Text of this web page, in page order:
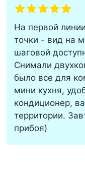
На первой
точки - вид на
шаговой
Снимали
было все для
мини кухня,
кондиционер,
территории.
прибоя)